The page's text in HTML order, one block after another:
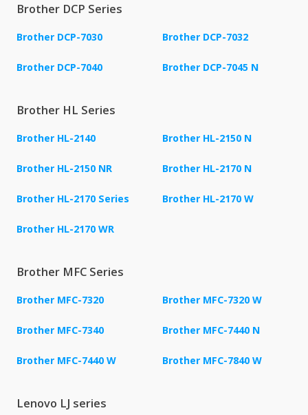
Brother DCP Series
Brother DCP-7030 Brother DCP-7032
Brother DCP-7040 Brother DCP-7045 N
Brother HL Series
Brother HL-2140 Brother HL-2150 N
Brother HL-2150 NR Brother HL-2170 N
Brother HL-2170 Series Brother HL-2170 W
Brother HL-2170 WR
Brother MFC Series
Brother MFC-7320 Brother MFC-7320 W
Brother MFC-7340 Brother MFC-7440 N
Brother MFC-7440 W Brother MFC-7840 W
Lenovo LJ series